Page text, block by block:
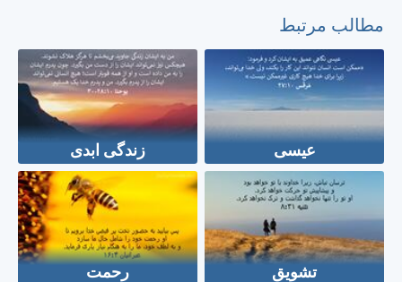
مطالب مرتبط
عیسی زندگی ابدی
تشویق رحمت